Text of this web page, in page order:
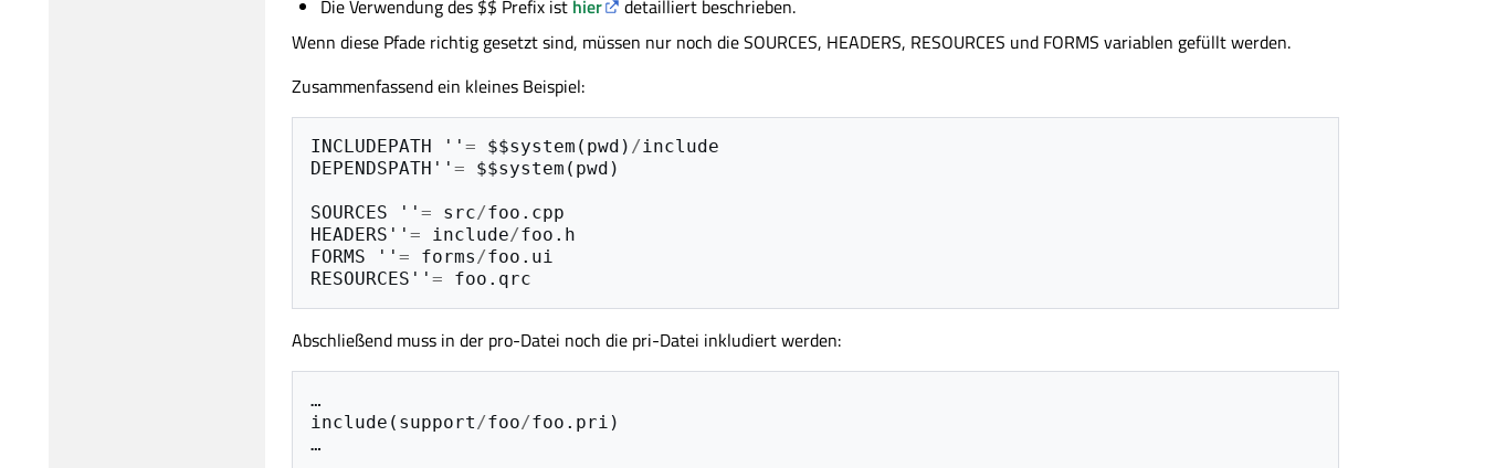
Die Verwendung des $$ Prefix ist hier
detailliert beschrieben.
Wenn diese Pfade richtig gesetzt sind, müssen nur noch die SOURCES, HEADERS, RESOURCES und FORMS variablen gefüllt werden.
Zusammenfassend ein kleines Beispiel:
INCLUDEPATH '' = $$system ( pwd ) /include
DEPENDSPATH '' = $$system ( pwd )
SOURCES '' = src/foo . cpp
HEADERS '' = include/foo . h
FORMS
'' = forms /foo . ui
RESOURCES '' = foo . qrc
Abschließend muss in der pro-Datei noch die pri-Datei inkludiert werden:
…
include ( support /foo/foo . pri )
…